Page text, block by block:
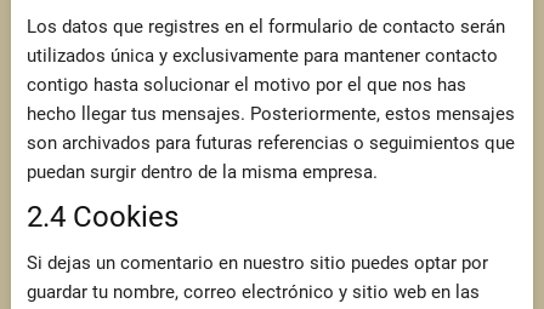
Los datos que registres en el formulario de contacto serán
utilizados única y exclusivamente para mantener contacto
contigo hasta solucionar el motivo por el que nos has
hecho llegar tus mensajes. Posteriormente, estos mensajes
son archivados para futuras referencias o seguimientos que
puedan surgir dentro de la misma empresa.
2.4 Cookies
Si dejas un comentario en nuestro sitio puedes optar por
guardar tu nombre, correo electrónico y sitio web en las